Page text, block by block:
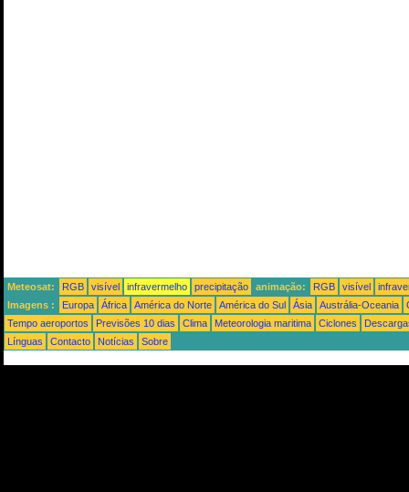
Meteosat: RGB visível infravermelho precipitação animação: RGB visível
Imagens :
Europa África América do Norte América do Sul Ásia Austrália-Oceania
Tempo aeroportos
Previsões 10 dias Clima Meteorologia maritima Ciclones
Línguas
Contacto Notícias Sobre